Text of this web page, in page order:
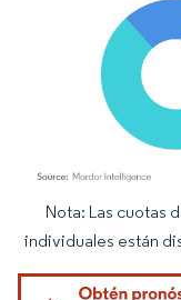
Imagen © Mordor
Nota: Las cuotas
individuales están